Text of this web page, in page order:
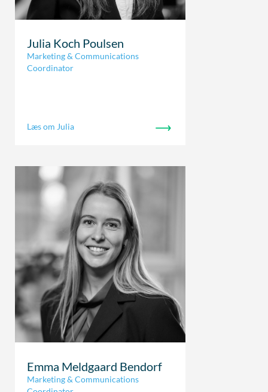
Julia Koch Poulsen
Marketing & Communications
Coordinator
Læs om Julia
Emma Meldgaard Bendorf
Marketing & Communications